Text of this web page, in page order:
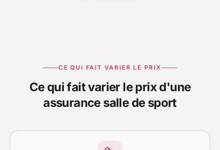
CE QUI FAIT VARIER LE PRIX
Ce qui fait varier le prix d'une
assurance salle de sport